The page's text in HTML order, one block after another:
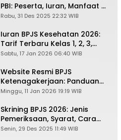
PBI: Peserta, Iuran, Manfaat &
Masa Berlaku Terbaru 2026
Rabu, 31 Des 2025 22:32 WIB
Iuran BPJS Kesehatan 2026:
Tarif Terbaru Kelas 1, 2, 3,
Cara Bayar, Denda &
JKN-KIS
Sabtu, 17 Jan 2026 06:40 WIB
Website Resmi BPJS
Ketenagakerjaan: Panduan
Lengkap Akses dan Fitur
Minggu, 11 Jan 2026 19:19 WIB
Skrining BPJS 2026: Jenis
Pemeriksaan, Syarat, Cara
Daftar & Cek Riwayat
Senin, 29 Des 2025 11:49 WIB